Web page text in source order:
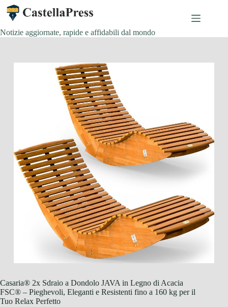
Salta
contenuto
Notizie aggiornate, rapide e affidabili dal mondo
Casaria® 2x Sdraio a Dondolo JAVA in Legno di Acacia
FSC® – Pieghevoli, Eleganti e Resistenti fino a 160 kg per il
Tuo Relax Perfetto